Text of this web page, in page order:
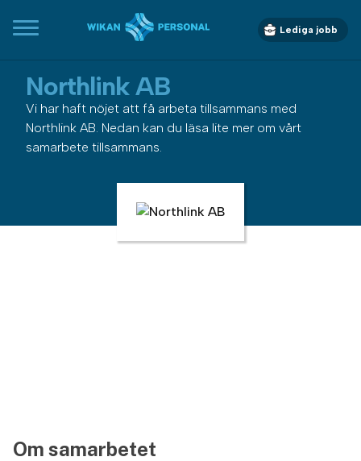
Lediga jobb
Northlink AB
Vi har haft nöjet att få arbeta tillsammans med
Northlink AB. Nedan kan du läsa lite mer om vårt
samarbete tillsammans.
Om samarbetet